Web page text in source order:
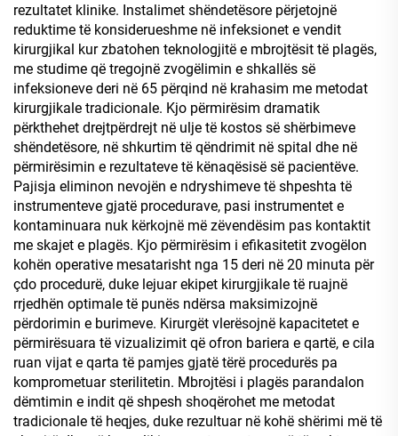
rezultatet klinike. Instalimet shëndetësore përjetojnë
reduktime të konsiderueshme në infeksionet e vendit
kirurgjikal kur zbatohen teknologjitë e mbrojtësit të plagës,
me studime që tregojnë zvogëlimin e shkallës së
infeksioneve deri në 65 përqind në krahasim me metodat
kirurgjikale tradicionale. Kjo përmirësim dramatik
përkthehet drejtpërdrejt në ulje të kostos së shërbimeve
shëndetësore, në shkurtim të qëndrimit në spital dhe në
përmirësimin e rezultateve të kënaqësisë së pacientëve.
Pajisja eliminon nevojën e ndryshimeve të shpeshta të
instrumenteve gjatë procedurave, pasi instrumentet e
kontaminuara nuk kërkojnë më zëvendësim pas kontaktit
me skajet e plagës. Kjo përmirësim i efikasitetit zvogëlon
kohën operative mesatarisht nga 15 deri në 20 minuta për
çdo procedurë, duke lejuar ekipet kirurgjikale të ruajnë
rrjedhën optimale të punës ndërsa maksimizojnë
përdorimin e burimeve. Kirurgët vlerësojnë kapacitetet e
përmirësuara të vizualizimit që ofron bariera e qartë, e cila
ruan vijat e qarta të pamjes gjatë tërë procedurës pa
komprometuar sterilitetin. Mbrojtësi i plagës parandalon
dëmtimin e indit që shpesh shoqërohet me metodat
tradicionale të heqjes, duke rezultuar në kohë shërimi më të